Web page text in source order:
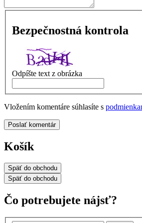
Bezpečnostná kontrola
Odpíšte text z obrázka
Vložením komentáre súhlasíte s
Poslať komentár
Košík
Späť do obchodu
Späť do obchodu
Čo potrebujete nájsť?